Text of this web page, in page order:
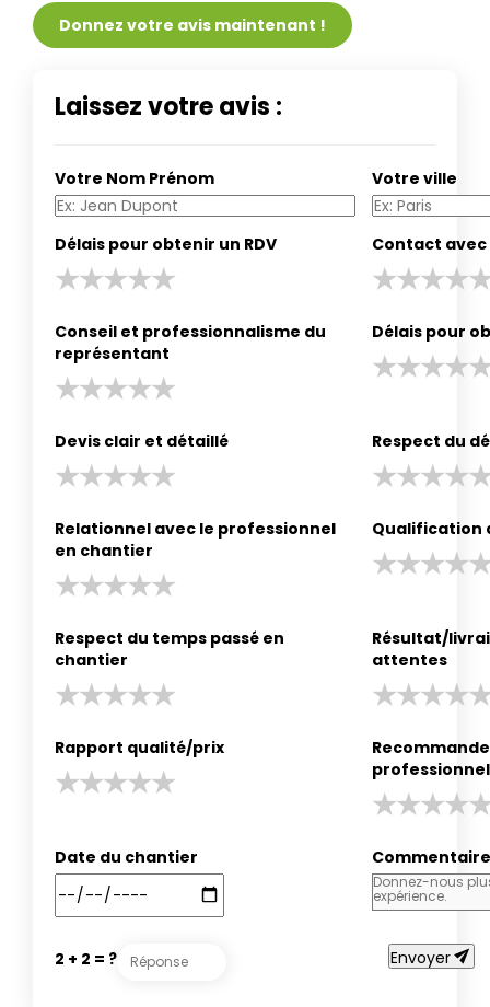
Donnez votre avis maintenant !
Laissez votre avis :
Votre Nom Prénom Votre ville
Délais pour obtenir un RDV Contact
Conseil et professionnalisme du
représentant
Délais pour
Devis clair et détaillé Respect du
Relationnel avec le professionnel
en chantier
Qualification
Respect du temps passé en
chantier
Résultat/
attentes
Rapport qualité/prix
professionnel
Date du chantier Commentaire
2 + 2 = ? Envoyersend